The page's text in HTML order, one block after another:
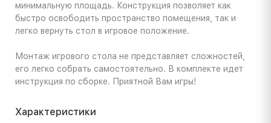
минимальную площадь. Конструкция позволяет как
быстро освободить пространство помещения, так и
легко вернуть стол в игровое положение.
Монтаж игрового стола не представляет сложностей,
его легко собрать самостоятельно. В комплекте идет
инструкция по сборке. Приятной Вам игры!
Характеристики